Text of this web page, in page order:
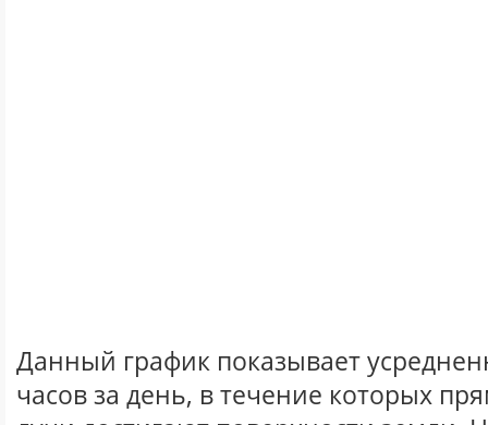
Данный график показывает
часов за день, в течение которых